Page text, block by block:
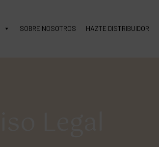
SOBRE NOSOTROS HAZTE DISTRIBUIDOR